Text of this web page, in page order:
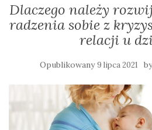
Dlaczego należy
radzenia sobie z
relacji u
Opublikowany9 lipca 2021